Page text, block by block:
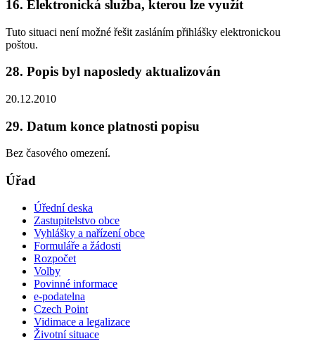
16. Elektronická služba, kterou lze využít
Tuto situaci není možné řešit zasláním přihlášky elektronickou
poštou.
28. Popis byl naposledy aktualizován
20.12.2010
29. Datum konce platnosti popisu
Bez časového omezení.
Úřad
Úřední deska
Zastupitelstvo obce
Vyhlášky a nařízení obce
Formuláře a žádosti
Rozpočet
Volby
Povinné informace
e-podatelna
Czech Point
Vidimace a legalizace
Životní situace